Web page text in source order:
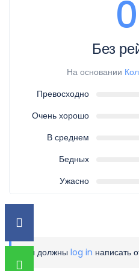
0
Без
На основании
Превосходно
Очень хорошо
В среднем
Бедных
Ужасно
Вы должны log in написать